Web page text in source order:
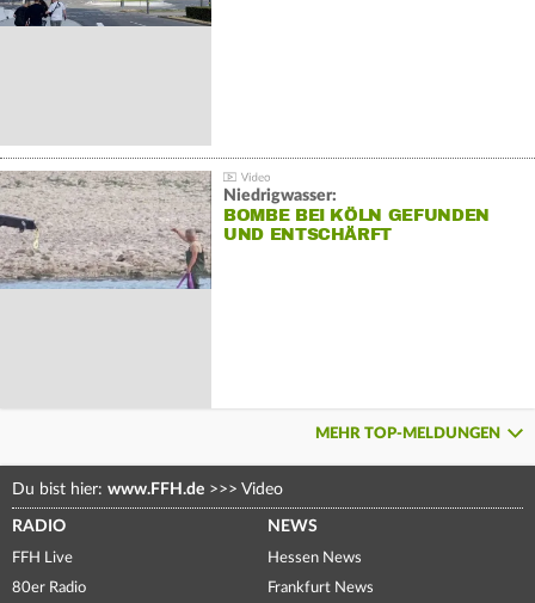
Niedrigwasser:
BOMBE BEI KÖLN GEFUNDEN
UND ENTSCHÄRFT
MEHR TOP-MELDUNGEN
Du bist hier: www.FFH.de >>> Video
RADIO
FFH Live
80er Radio
NEWS
Hessen News
Frankfurt News